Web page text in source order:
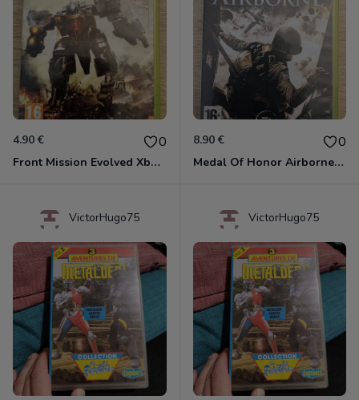
4.90 € 0
Front Mission Evolved Xbox 360
8.90 € 0
Medal Of Honor Airborne Xbox 360
VictorHugo75 VictorHugo75